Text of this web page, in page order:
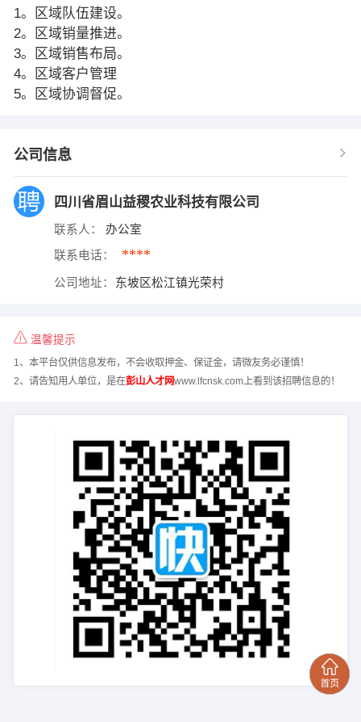
1。区域队伍建设。
2。区域销量推进。
3。区域销售布局。
4。区域客户管理
5。区域协调督促。
公司信息
四川省眉山益稷农业科技有限公司
联系人： 办公室
联系电话： ****
公司地址： 东坡区松江镇光荣村
温馨提示
1、本平台仅供信息发布，不会收取押金、保证金，请微友务必谨慎！
2、请告知用人单位，是在彭山人才网www.lfcnsk.com上看到该招聘信息的！